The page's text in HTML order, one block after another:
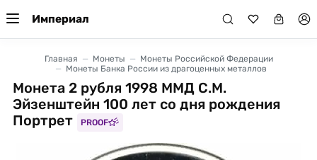
Империал
Главная Монеты
Монеты Российской Федерации
Монеты Банка России из драгоценных металлов
Монета 2 рубля 1998 ММД С.М.
Эйзенштейн 100 лет со дня рождения
Портрет
PROOF